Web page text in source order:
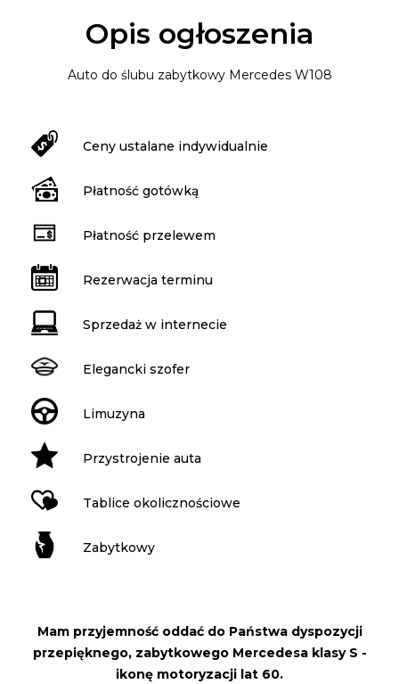
Opis ogłoszenia
Auto do ślubu zabytkowy Mercedes W108
Ceny ustalane indywidualnie
Płatność gotówką
Płatność przelewem
Rezerwacja terminu
Sprzedaż w internecie
Elegancki szofer
Limuzyna
Przystrojenie auta
Tablice okolicznościowe
Zabytkowy
Mam przyjemność oddać do Państwa dyspozycji
przepięknego, zabytkowego Mercedesa klasy S -
ikonę motoryzacji lat 60.